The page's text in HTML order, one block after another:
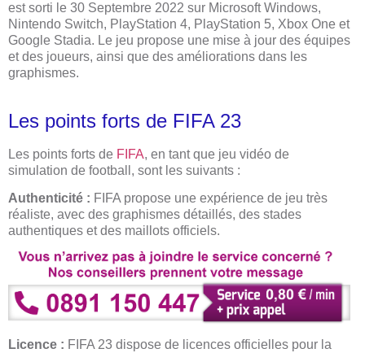
est sorti le 30 Septembre 2022 sur Microsoft Windows,
Nintendo Switch, PlayStation 4, PlayStation 5, Xbox One et
Google Stadia. Le jeu propose une mise à jour des équipes
et des joueurs, ainsi que des améliorations dans les
graphismes.
Les points forts de FIFA 23
Les points forts de FIFA, en tant que jeu vidéo de
simulation de football, sont les suivants :
Authenticité : FIFA propose une expérience de jeu très
réaliste, avec des graphismes détaillés, des stades
authentiques et des maillots officiels.
Licence : FIFA 23 dispose de licences officielles pour la